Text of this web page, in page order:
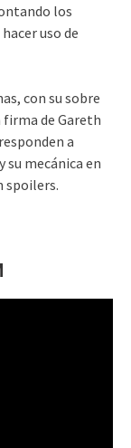
los
uso de
con su sobre
firma de Gareth
a
su mecánica en
spoilers.